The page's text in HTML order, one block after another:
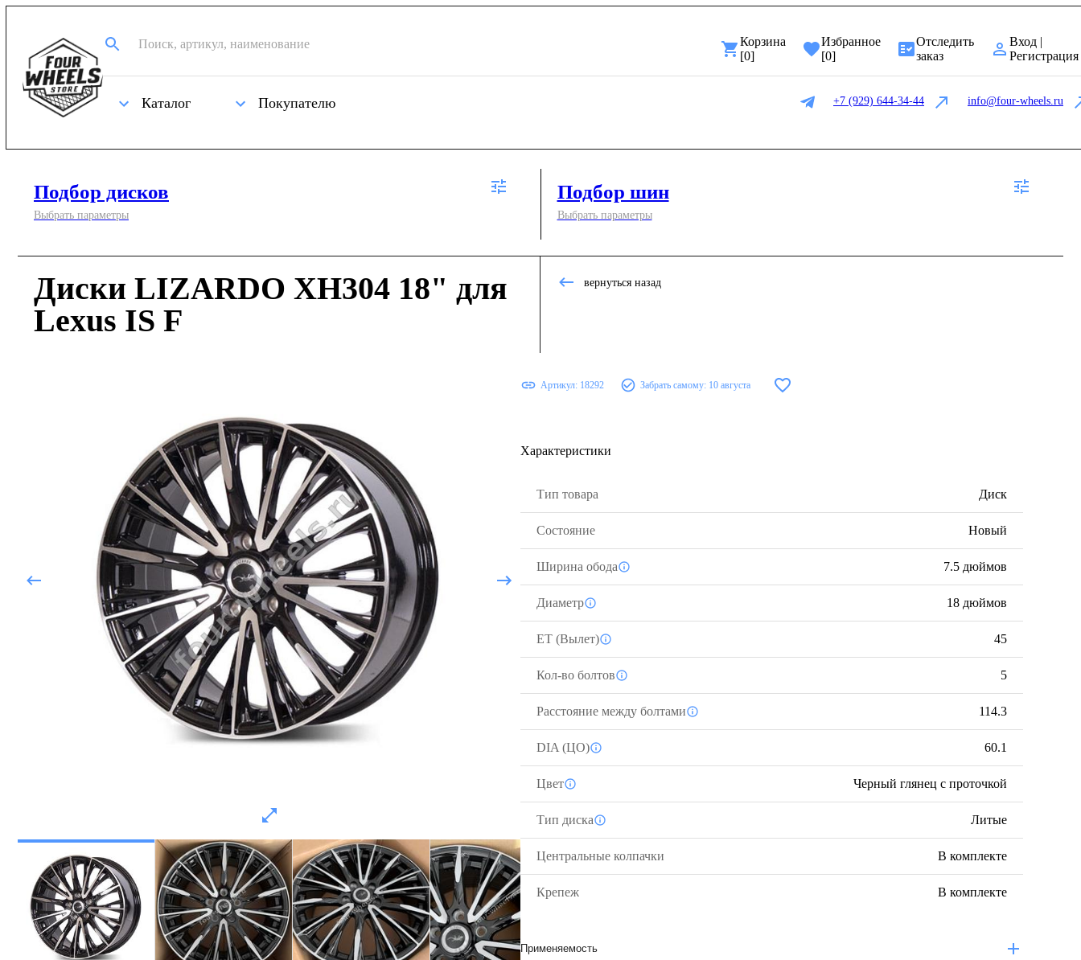
Корзина
[0]
Избранное
[0]
Отследить
заказ
Вход |
Регистрация
Каталог Покупателю +7 (929) 644-34-44 info@four-wheels.ru
Подбор дисков
Выбрать параметры
Подбор шин
Выбрать параметры
Диски LIZARDO XH304 18" для
Lexus IS F
вернуться назад
Артикул: 18292 Забрать самому: 10 августа
Характеристики
Тип товара Диск
Состояние Новый
Ширина обода 7.5 дюймов
Диаметр 18 дюймов
ЕТ (Вылет) 45
Кол-во болтов 5
Расстояние между болтами 114.3
DIA (ЦО) 60.1
Цвет Черный глянец с проточкой
Тип диска Литые
Центральные колпачки В комплекте
Крепеж В комплекте
Применяемость